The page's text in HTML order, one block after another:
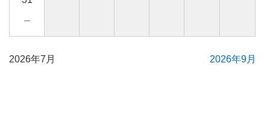
－
2026年7月 2026年9月